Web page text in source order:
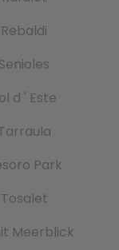
d ' Este
Park
Meerblick